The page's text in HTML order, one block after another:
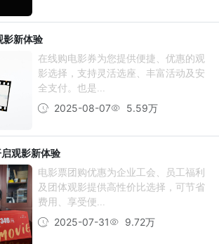
影新体验
在线购电影券为您提供便捷、优惠的观
影选择，支持灵活选座、丰富活动及安
全支付。也是...
2025-08-07
5.59万
观影新体验
电影票团购优惠为企业工会、员工福利
及团体观影提供高性价比选择，可节省
费用、享受便...
2025-07-31
9.72万